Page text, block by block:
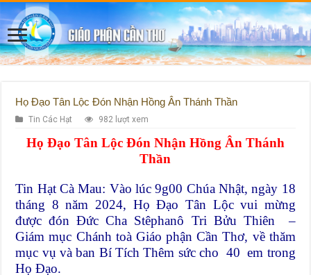
Họ Đạo Tân Lộc Đón Nhận Hồng Ân Thánh Thần
Tin Các Hạt 982 lượt xem
Họ Đạo Tân Lộc Đón Nhận Hồng Ân Thánh
Thần
Tin Hạt Cà Mau: Vào lúc 9g00 Chúa Nhật, ngày 18
tháng 8 năm 2024, Họ Đạo Tân Lộc vui mừng
được đón Đức Cha Stêphanô Tri Bửu Thiên –
Giám mục Chánh toà Giáo phận Cần Thơ, về thăm
mục vụ và ban Bí Tích Thêm sức cho 40 em trong
Họ Đạo.